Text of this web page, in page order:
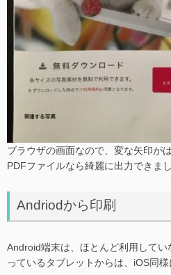
ブラウザの画面なので、変な矢印が
PDFファイルなら綺麗に出力できまし
Andriodから印刷
Android端末は、ほとんど利用して
っているタブレットからは、iOS同様